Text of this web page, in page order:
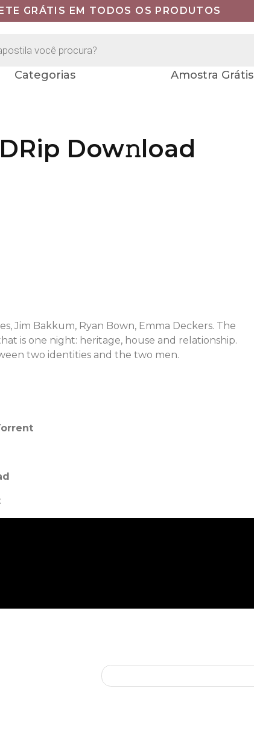
GRÁTIS EM TODOS OS PRODUTOS
Categorias Amostra Grátis
Dow𝚗load
Jim Bakkum, Ryan Bown, Emma Deckers. The
is one night: heritage, house and relationship.
two identities and the two men.